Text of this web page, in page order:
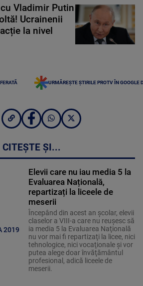
cu Vladimir Putin
Ucrainenii
la nivel
URMĂREȘTE ȘTIRILE PROTV ÎN GOOGLE
CITEȘTE ȘI...
2019
Elevii care nu iau media 5 la
Evaluarea Națională,
repartizați la liceele de
meserii
Începând din acest an şcolar, elevii
claselor a VIII-a care nu reuşesc să
ia media 5 la Evaluarea Naţională
nu vor mai fi repartizaţi la licee, nici
tehnologice, nici vocaţionale şi vor
putea alege doar învăţământul
profesional, adică liceele de
meserii.